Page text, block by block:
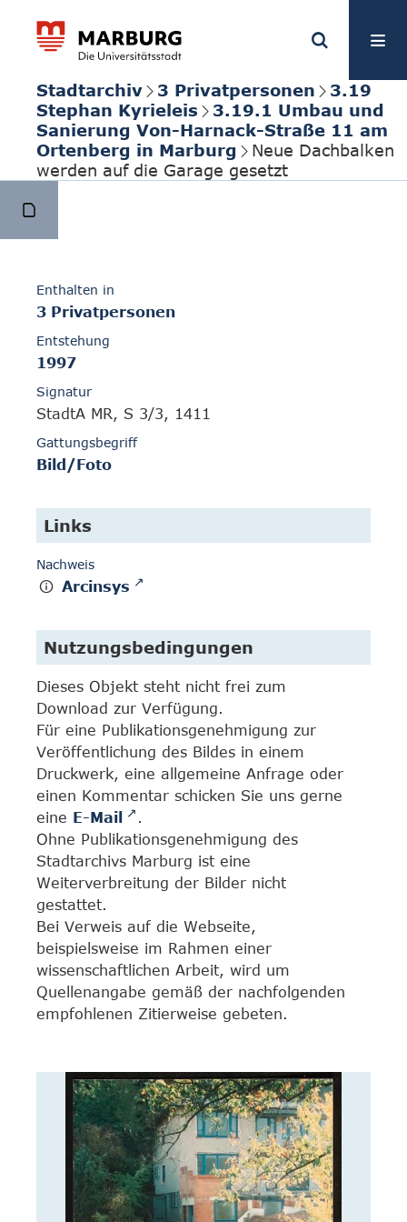
Stadtarchiv 3 Privatpersonen
3.19
Stephan Kyrieleis
3.19.1 Umbau und
Sanierung Von-Harnack-Straße 11 am
Ortenberg in Marburg
Neue Dachbalken
werden auf die Garage gesetzt
Enthalten in
3 Privatpersonen
Entstehung
1997
Signatur
StadtA MR, S 3/3, 1411
Gattungsbegriff
Bild/Foto
Links
Nachweis
Arcinsys
Nutzungsbedingungen
Dieses Objekt steht nicht frei zum
Download zur Verfügung.
Für eine Publikationsgenehmigung zur
Veröffentlichung des Bildes in einem
Druckwerk, eine allgemeine Anfrage oder
einen Kommentar schicken Sie uns gerne
eine E-Mail
.
Ohne Publikationsgenehmigung des
Stadtarchivs Marburg ist eine
Weiterverbreitung der Bilder nicht
gestattet.
Bei Verweis auf die Webseite,
beispielsweise im Rahmen einer
wissenschaftlichen Arbeit, wird um
Quellenangabe gemäß der nachfolgenden
empfohlenen Zitierweise gebeten.